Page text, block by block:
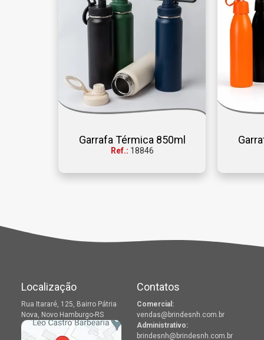
Garrafa Térmica 850ml
Ref.: 18846
Localização
Rua Itararé, 125, Bairro Pátria
Nova, Novo Hamburgo-RS
Contatos
Comercial:
vendas@brindesnh.com.br
Administrativo:
brindesnh@brindesnh.com.br